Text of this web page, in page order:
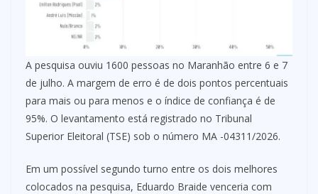
A pesquisa ouviu 1600 pessoas no Maranhão entre 6 e 7
de julho. A margem de erro é de dois pontos percentuais
para mais ou para menos e o índice de confiança é de
95%. O levantamento está registrado no Tribunal
Superior Eleitoral (TSE) sob o número MA -04311/2026.
Em um possível segundo turno entre os dois melhores
colocados na pesquisa, Eduardo Braide venceria com